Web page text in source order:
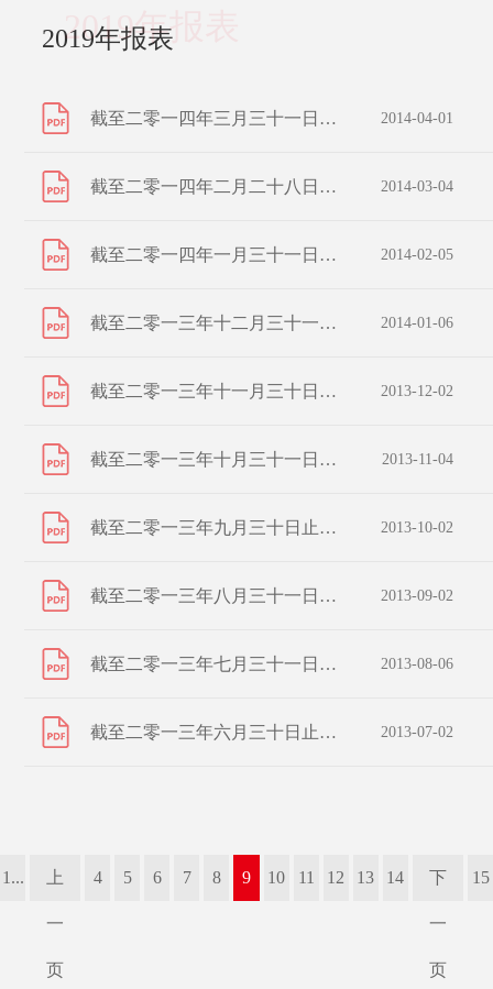
2019年报表
2019年报表
截至二零一四年三月三十一日止之股份發行人的證券變動月報表 2014-04-01
截至二零一四年二月二十八日止之股份發行人的證券變動月報表 2014-03-04
截至二零一四年一月三十一日止之股份發行人的證券變動月報表 2014-02-05
截至二零一三年十二月三十一日止之股份發行人的證券變動月報表 2014-01-06
截至二零一三年十一月三十日止之股份發行人的證券變動月報表 2013-12-02
截至二零一三年十月三十一日止之股份發行人的證券變動月報表 2013-11-04
截至二零一三年九月三十日止之股份發行人的證券變動月報表 2013-10-02
截至二零一三年八月三十一日止之股份發行人的證券變動月報表 2013-09-02
截至二零一三年七月三十一日止之股份發行人的證券變動月報表 2013-08-06
截至二零一三年六月三十日止之股份發行人的證券變動月報表 2013-07-02
1... 上
一
页
4 5 6 7 8 9 10 11 12 13 14 下
一
页
15